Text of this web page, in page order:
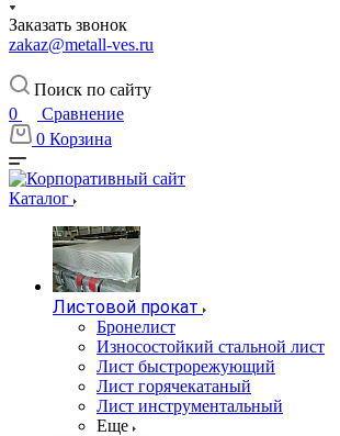
Заказать звонок
zakaz@metall-ves.ru
Поиск по сайту
0
Сравнение
0 Корзина
Каталог
Листовой прокат
Бронелист
Износостойкий стальной лист
Лист быстрорежующий
Лист горячекатаный
Лист инструментальный
Еще